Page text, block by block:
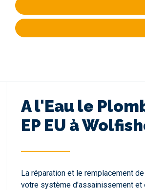
A l'Eau le
EP EU à
La réparation et le remplacement
votre système d'assainissement et